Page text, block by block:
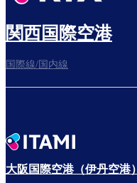
さぁ、出発！
関西国際空港
国際線/国内線
大阪国際空港（伊丹空港）